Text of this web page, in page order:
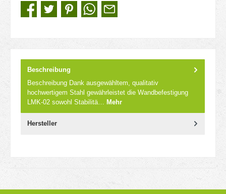
Beschreibung
Beschreibung Dank ausgewähltem, qualitativ
hochwertigem Stahl gewährleistet die Wandbefestigung
LMK-02 sowohl Stabilitä… Mehr
Hersteller